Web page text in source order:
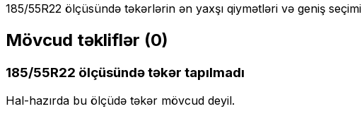
185/55R22 ölçüsündə təkərlərin ən yaxşı qiymətləri və geniş seçimi
Mövcud təkliflər (0)
185/55R22 ölçüsündə təkər tapılmadı
Hal-hazırda bu ölçüdə təkər mövcud deyil.